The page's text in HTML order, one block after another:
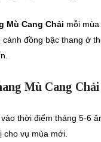
Mù Cang Chải mỗi
đồng bậc thang ở
Mù Cang
thời điểm tháng 5-6
cho vụ mùa mới.